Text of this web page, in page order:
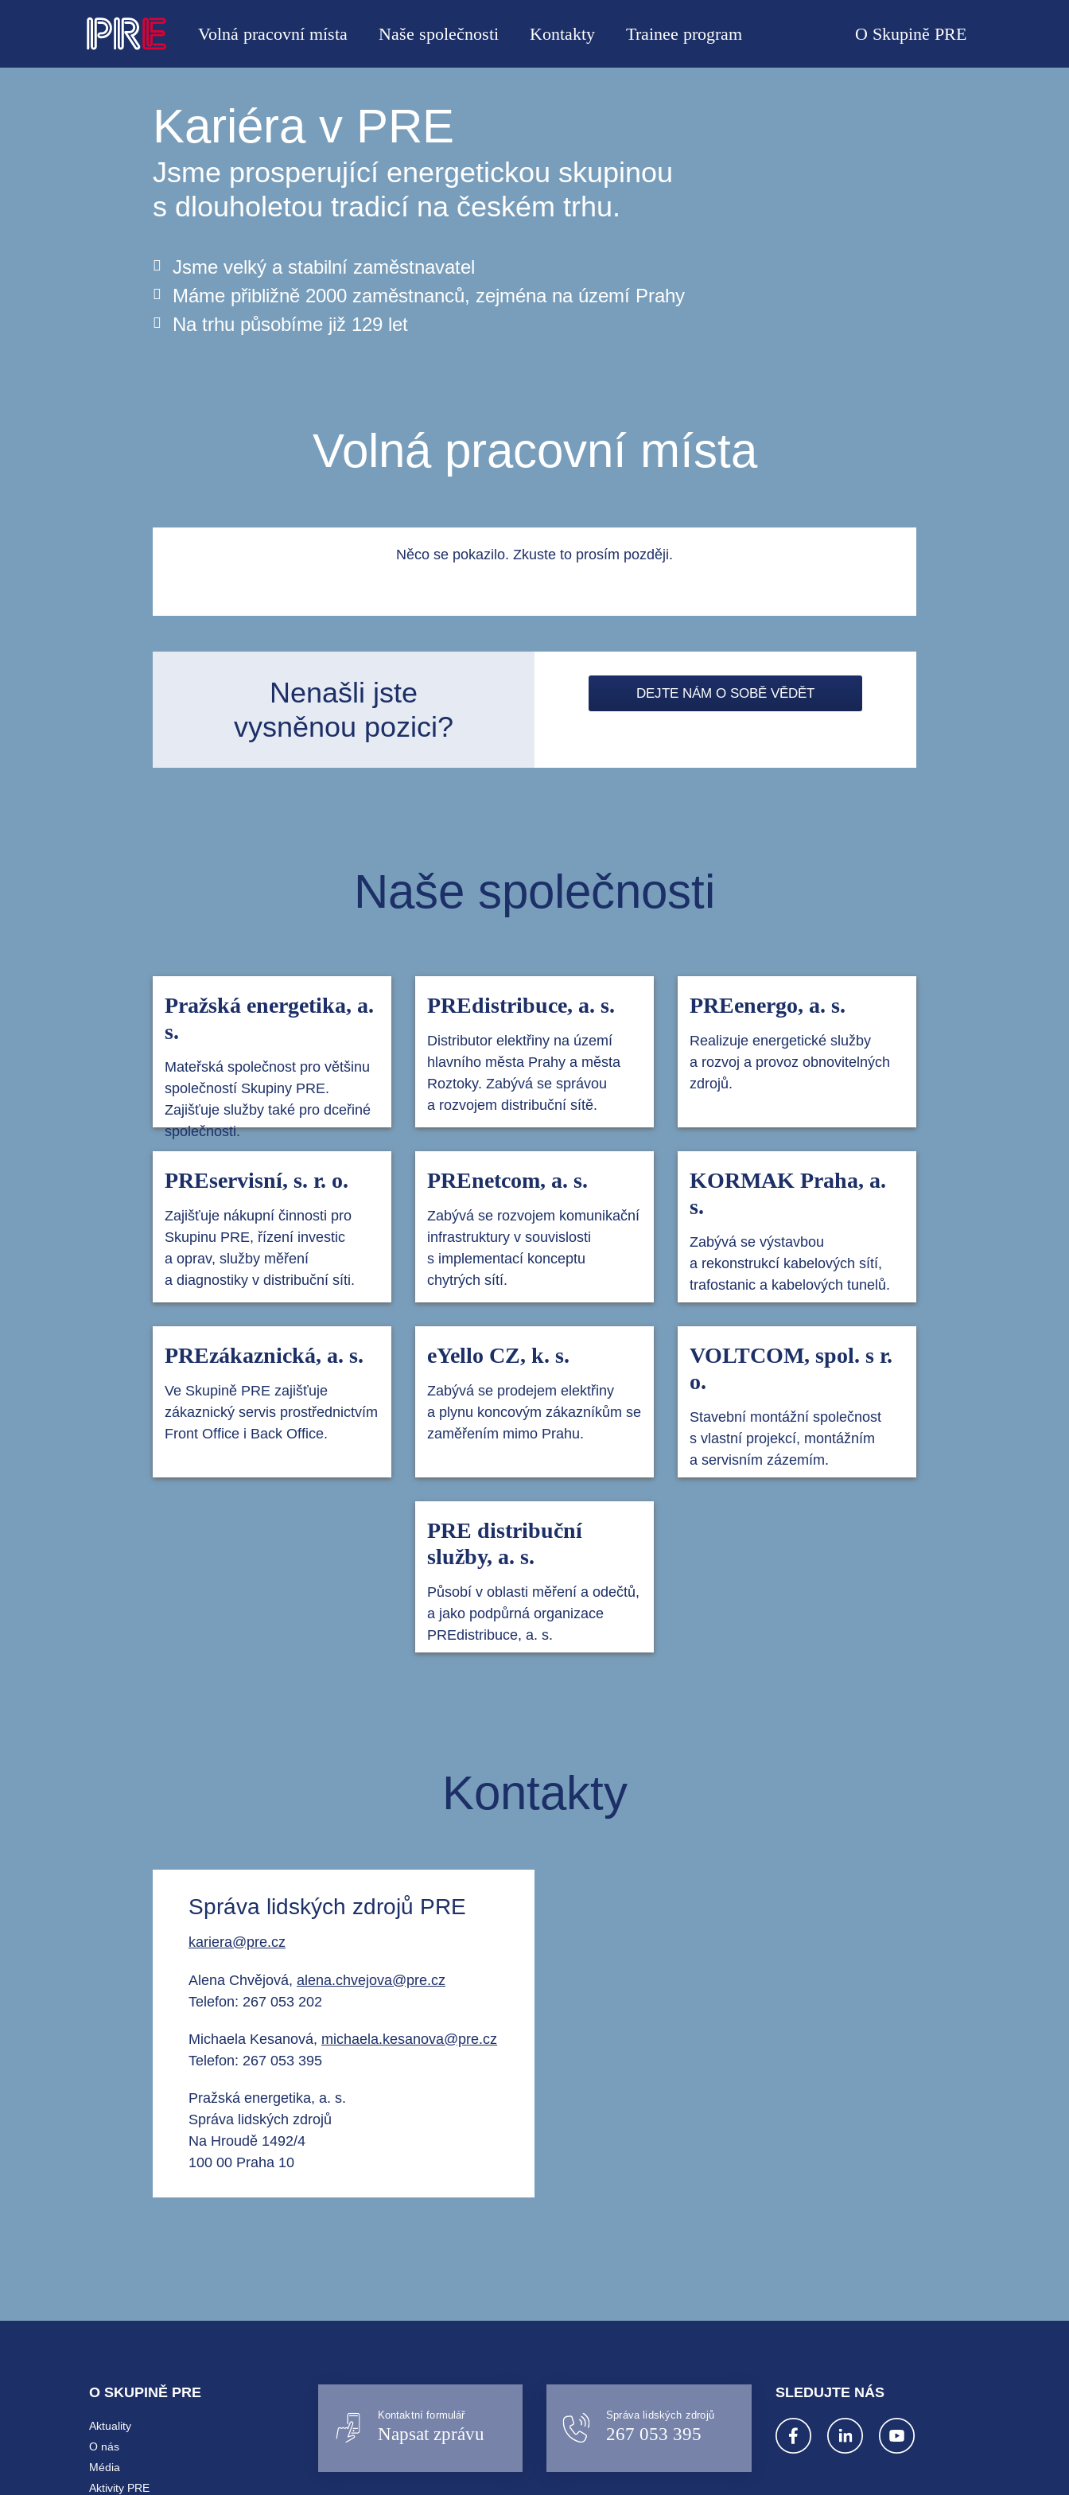
Volná pracovní místa Naše společnosti Kontakty Trainee program O Skupině PRE
Kariéra v PRE
Jsme prosperující energetickou skupinou
s dlouholetou tradicí na českém trhu.
Jsme velký a stabilní zaměstnavatel
Máme přibližně 2000 zaměstnanců, zejména na území Prahy
Na trhu působíme již 129 let
Volná pracovní místa
Něco se pokazilo. Zkuste to prosím později.
Nenašli jste
vysněnou pozici?
DEJTE NÁM O SOBĚ VĚDĚT
Naše společnosti
Pražská energetika, a.
s.
Mateřská společnost pro většinu
společností Skupiny PRE.
Zajišťuje služby také pro dceřiné
společnosti.
PREdistribuce, a. s.
Distributor elektřiny na území
hlavního města Prahy a města
Roztoky. Zabývá se správou
a rozvojem distribuční sítě.
PREenergo, a. s.
Realizuje energetické služby
a rozvoj a provoz obnovitelných
zdrojů.
PREservisní, s. r. o.
Zajišťuje nákupní činnosti pro
Skupinu PRE, řízení investic
a oprav, služby měření
a diagnostiky v distribuční síti.
PREnetcom, a. s.
Zabývá se rozvojem komunikační
infrastruktury v souvislosti
s implementací konceptu
chytrých sítí.
KORMAK Praha, a.
s.
Zabývá se výstavbou
a rekonstrukcí kabelových sítí,
trafostanic a kabelových tunelů.
PREzákaznická, a. s.
Ve Skupině PRE zajišťuje
zákaznický servis prostřednictvím
Front Office i Back Office.
eYello CZ, k. s.
Zabývá se prodejem elektřiny
a plynu koncovým zákazníkům se
zaměřením mimo Prahu.
VOLTCOM, spol. s r.
o.
Stavební montážní společnost
s vlastní projekcí, montážním
a servisním zázemím.
PRE distribuční
služby, a. s.
Působí v oblasti měření a odečtů,
a jako podpůrná organizace
PREdistribuce, a. s.
Kontakty
Správa lidských zdrojů PRE
kariera@pre.cz
Alena Chvějová, alena.chvejova@pre.cz
Telefon: 267 053 202
Michaela Kesanová, michaela.kesanova@pre.cz
Telefon: 267 053 395
Pražská energetika, a. s.
Správa lidských zdrojů
Na Hroudě 1492/4
100 00 Praha 10
O SKUPINĚ PRE
Aktuality
O nás
Média
Aktivity PRE
Kontaktní formulář
Napsat zprávu
Správa lidských zdrojů
267 053 395
SLEDUJTE NÁS